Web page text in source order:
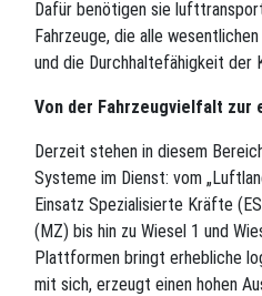
Dafür benötigen sie
Fahrzeuge, die alle
und die Durchhaltefähigkeit der
Von der Fahrzeugvielfalt
Derzeit stehen in diesem
Systeme im Dienst: vom
Einsatz Spezialisierte Kräfte
(MZ) bis hin zu Wiesel 1 und
Plattformen bringt erhebliche
mit sich, erzeugt einen hohen